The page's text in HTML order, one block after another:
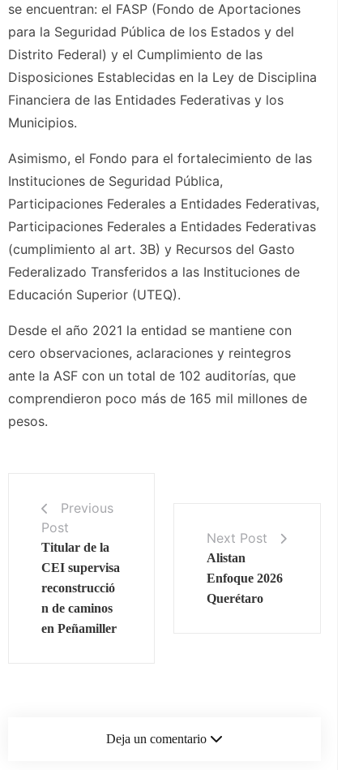
se encuentran: el FASP (Fondo de Aportaciones
para la Seguridad Pública de los Estados y del
Distrito Federal) y eI Cumplimiento de las
Disposiciones Establecidas en la Ley de Disciplina
Financiera de las Entidades Federativas y los
Municipios.
Asimismo, el Fondo para el fortalecimiento de las
Instituciones de Seguridad Pública,
Participaciones Federales a Entidades Federativas,
Participaciones Federales a Entidades Federativas
(cumplimiento al art. 3B) y Recursos del Gasto
Federalizado Transferidos a las Instituciones de
Educación Superior (UTEQ).
Desde el año 2021 la entidad se mantiene con
cero observaciones, aclaraciones y reintegros
ante la ASF con un total de 102 auditorías, que
comprendieron poco más de 165 mil millones de
pesos.
Previous
Post
Titular de la
CEI supervisa
reconstrucció
n de caminos
en Peñamiller
Next Post
Alistan
Enfoque 2026
Querétaro
Deja un comentario